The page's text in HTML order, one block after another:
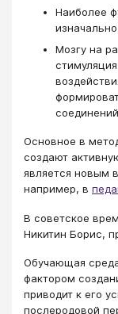
Наиболее
Мозгу на
стимуляция.
Основное в
создают
является новым
например, в
В советское
Никитин Борис,
Обучающая
фактором
приводит к его
послеродовой